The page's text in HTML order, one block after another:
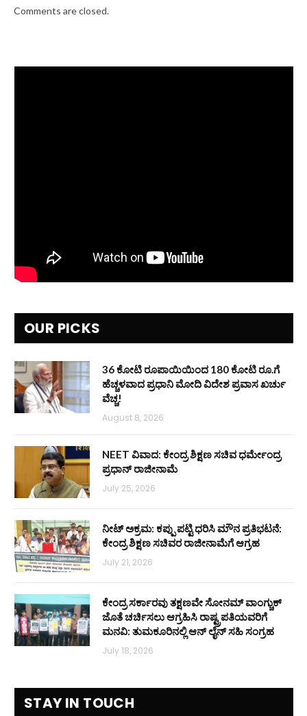
Comments are closed.
OUR PICKS
36 ಕೋಟಿ ರೂಪಾಯಿಯಿಂದ 180 ಕೋಟಿ ರೂ.ಗೆ
ಹೆಚ್ಚಳವಾದ ಪ್ರಧಾನಿ ಮೋದಿ ವಿದೇಶ ಪ್ರವಾಸ ಖರ್ಚು
ವೆಚ್ಚ!
August 8, 2026
NEET ವಿವಾದ: ಕೇಂದ್ರ ಶಿಕ್ಷಣ ಸಚಿವ ಧರ್ಮೇಂದ್ರ
ಪ್ರಧಾನ್ ರಾಜೀನಾಮೆ
July 25, 2026
ನೀಟ್ ಅಕ್ರಮ: ಕಪ್ಪು ಪಟ್ಟಿ ಧರಿಸಿ ಮೌನ ಪ್ರತಿಭಟನೆ:
ಕೇಂದ್ರ ಶಿಕ್ಷಣ ಸಚಿವರ ರಾಜೀನಾಮೆಗೆ ಆಗ್ರಹ
July 21, 2026
ಕೇಂದ್ರ ಸರ್ಕಾರವು ತಕ್ಷಣವೇ ಸೋನಮ್ ವಾಂಗ್ಚುಕ್
ಜೊತೆ ಚರ್ಚಿಸಲು ಆಗ್ರಹಿಸಿ ರಾಷ್ಟ್ರಪತಿಯವರಿಗೆ
ಮನವಿ: ತುಮಕೂರಿನಲ್ಲಿ ಆನ್‌ ಲೈನ್ ಸಹಿ ಸಂಗ್ರಹ
July 18, 2026
STAY IN TOUCH